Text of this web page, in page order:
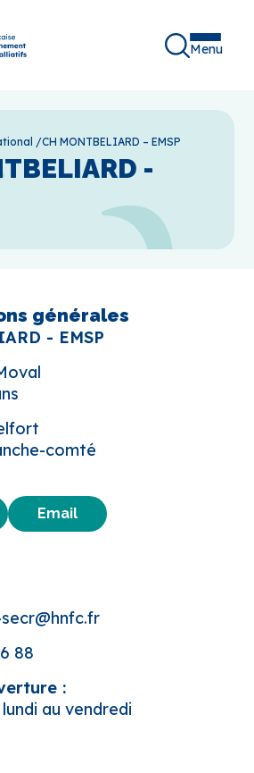
Menu
/CH MONTBELIARD – EMSP
-
générales
- EMSP
comté
Email
88
:
au vendredi